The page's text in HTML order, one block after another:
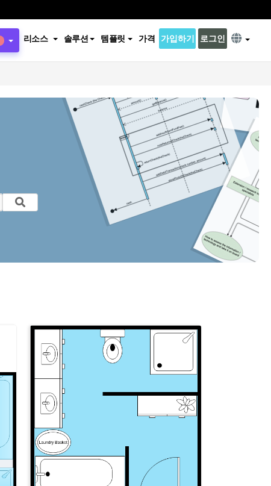
리소스 솔루션 템플릿 가격 가입하기 로그인